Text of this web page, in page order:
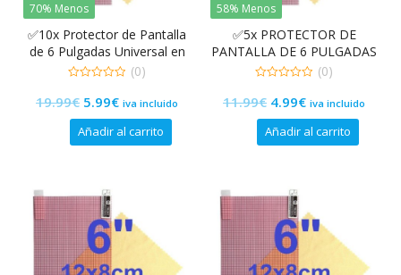
70% Menos
✅10x Protector de Pantalla
de 6 Pulgadas Universal en
Plástico Premium
de
5
(0)
19.99€ El
precio
original
19.99€.
5.99€El
precio
actual
iva incluido
Añadir al carrito
58% Menos
✅5x PROTECTOR DE
PANTALLA DE 6 PULGADAS
UNIVERSAL EN PLASTICO
de
5
(0)
11.99€ El
precio
original
11.99€.
4.99€El
precio
actual
iva incluido
Añadir al carrito